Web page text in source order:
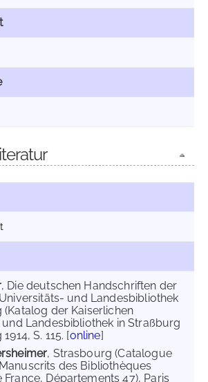
, Die deutschen Handschriften der
und Landesbibliothek
der Kaiserlichen
Landesbibliothek in Straßburg
S. 115. [online]
, Strasbourg (Catalogue
des Bibliothèques
Départements 47), Paris